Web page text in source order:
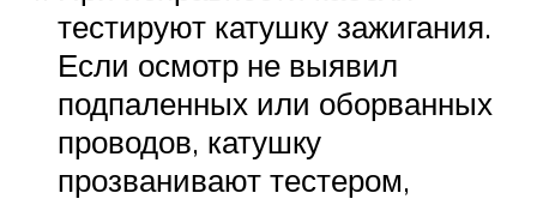
тестируют катушку зажигания.
Если осмотр не выявил
подпаленных или оборванных
проводов, катушку
прозванивают тестером,